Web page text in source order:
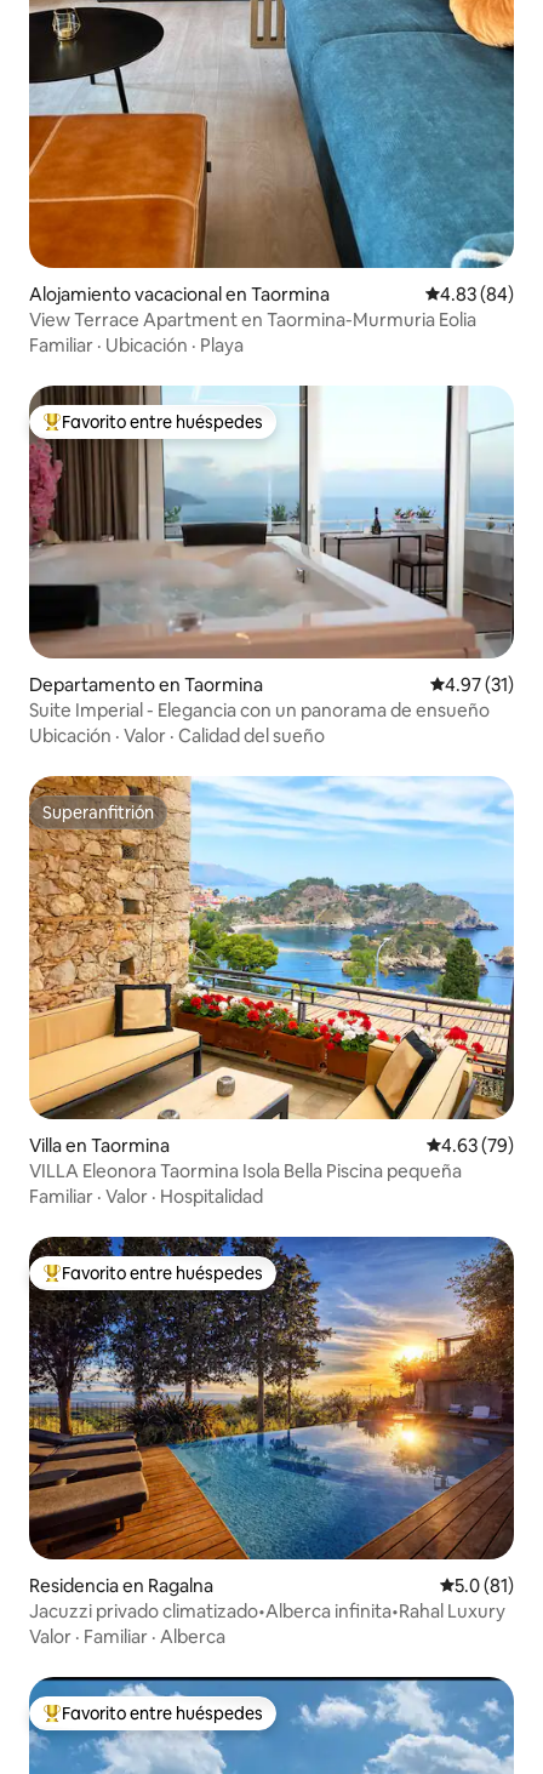
Alojamiento vacacional en Taormina Calificación
4.83 (84)
View Terrace Apartment en Taormina-Murmuria Eolia
Familiar · Ubicación · Playa
De los mejores en Favorito entre huéspedes
Favorito entre huéspedes
Departamento en Taormina Calificación
4.97 (31)
Suite Imperial - Elegancia con un panorama de ensueño
Ubicación · Valor · Calidad del sueño
Superanfitrión
Superanfitrión
Villa en Taormina Calificación
4.63 (79)
VILLA Eleonora Taormina Isola Bella Piscina pequeña
Familiar · Valor · Hospitalidad
De los mejores en Favorito entre huéspedes
Favorito entre huéspedes
Residencia en Ragalna Calificación
5.0 (81)
Jacuzzi privado climatizado•Alberca infinita•Rahal Luxury
Valor · Familiar · Alberca
De los mejores en Favorito entre huéspedes
Favorito entre huéspedes